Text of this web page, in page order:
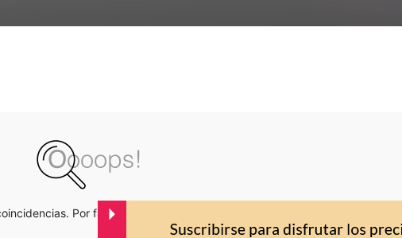
Por favor inténtalo de nuevo.